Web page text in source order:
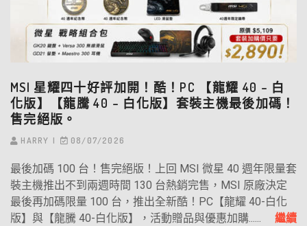
MSI 星耀四十好評加開！酷！PC 【龍耀 40 – 白
化版】【龍騰 40 – 白化版】套裝主機最後加碼！
售完絕版。
HARRY 08/07/2026
最後加碼 100 台！售完絕版！上回 MSI 微星 40 週年限量套
裝主機推出不到兩週時間 130 台熱銷完售，MSI 原廠決定
最後再加碼限量 100 台，推出全新酷！PC【龍耀 40-白化
版】與【龍騰 40-白化版】，活動贈品與優惠加購...... 繼續